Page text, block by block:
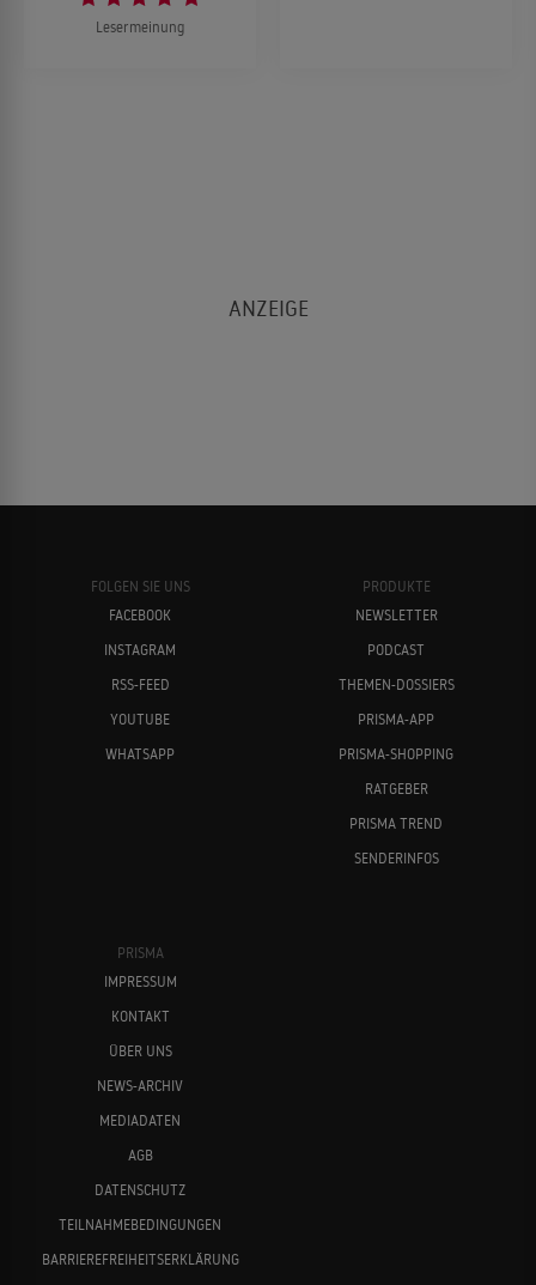
Lesermeinung
FOLGEN SIE UNS
FACEBOOK
INSTAGRAM
RSS-FEED
YOUTUBE
WHATSAPP
PRODUKTE
NEWSLETTER
PODCAST
THEMEN-DOSSIERS
PRISMA-APP
PRISMA-SHOPPING
RATGEBER
PRISMA TREND
SENDERINFOS
PRISMA
IMPRESSUM
KONTAKT
ÜBER UNS
NEWS-ARCHIV
MEDIADATEN
AGB
DATENSCHUTZ
TEILNAHMEBEDINGUNGEN
BARRIEREFREIHEITSERKLÄRUNG